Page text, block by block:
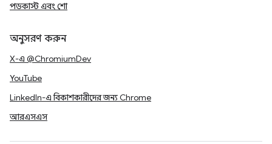
পডকাস্ট এবং শো
অনুসরণ করুন
X-এ @ChromiumDev
YouTube
LinkedIn-এ বিকাশকারীদের জন্য Chrome
আরএসএস